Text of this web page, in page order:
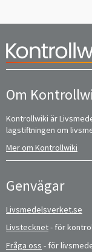
Om
Kontrollwiki är
lagstiftningen om
Mer om Kontrollwiki
Genvägar
Livsmedelsverket.se
Livstecknet- för
Fråga oss - för